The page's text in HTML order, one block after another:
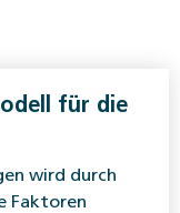
für die
wird durch
Faktoren